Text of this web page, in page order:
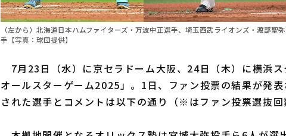
（左から）北海道日本ハムファイターズ・万波中正選手、埼玉西武ライオンズ・渡部聖
手【写真：球団提供】
7月23日（水）に京セラドーム大阪、24日（木）に横浜ス
オールスターゲーム2025」。1日、ファン投票の結果が発
された選手とコメントは以下の通り（※はファン投票選抜回